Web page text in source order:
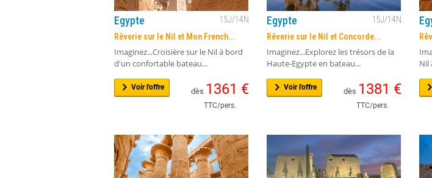
Egypte 15J/14N
Rêverie sur le Nil et Mon French...
Imaginez...Croisière sur le Nil à bord
d'un confortable bateau...
dès 1361 €
TTC/pers.
Voir l'offre
Egypte 15J/14N
Rêverie sur le Nil et Concorde...
Imaginez...Explorez les trésors de la
Haute-Egypte en bateau...
dès 1381 €
TTC/pers.
Voir l'offre
Nil